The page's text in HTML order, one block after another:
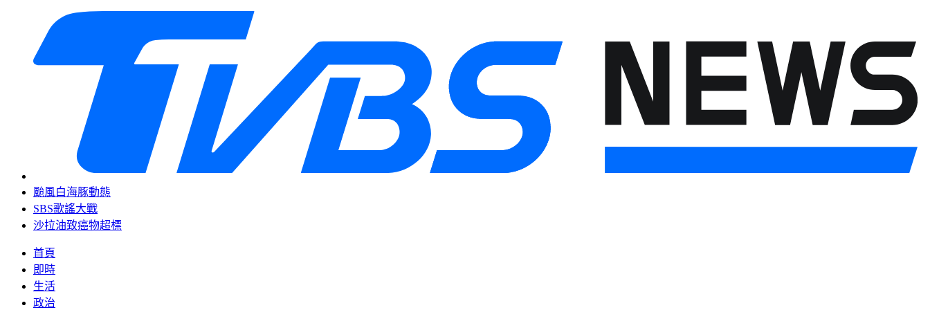
颱風白海豚動態
SBS歌謠大戰
沙拉油致癌物超標
首頁
即時
生活
政治